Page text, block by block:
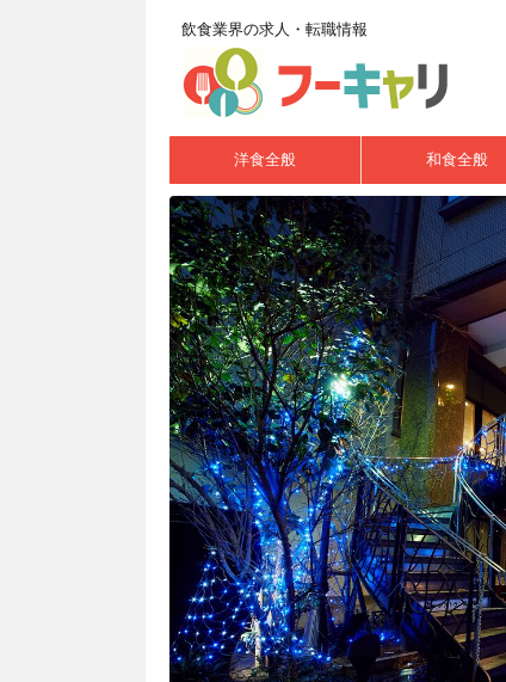
飲食業界の求人・転職情報
洋食全般 和食全般